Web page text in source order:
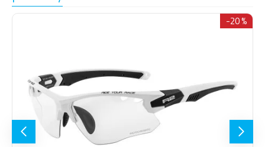
Díky pevnému pouzdru jsou
Měkké pouzdro
V měkkém pouzdru z
mikrovláken se brýle
nepoškrábou a zároveň lze
použít i jako čistič sklíček.
-20 %